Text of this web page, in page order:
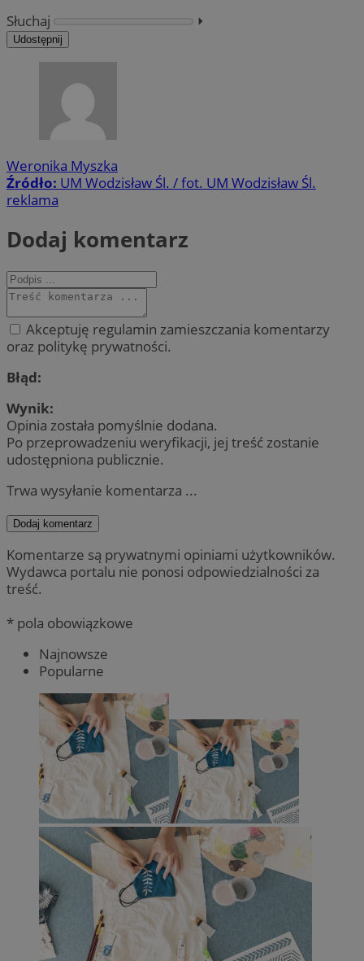
Słuchaj
⏵︎
Udostępnij
Weronika Myszka
Źródło: UM Wodzisław Śl. / fot. UM Wodzisław Śl.
reklama
Dodaj komentarz
Akceptuję regulamin zamieszczania komentarzy
oraz politykę prywatności.
Błąd:
Wynik:
Opinia została pomyślnie dodana.
Po przeprowadzeniu weryfikacji, jej treść zostanie
udostępniona publicznie.
Trwa wysyłanie komentarza ...
Dodaj komentarz
Komentarze są prywatnymi opiniami użytkowników.
Wydawca portalu nie ponosi odpowiedzialności za
treść.
* pola obowiązkowe
Najnowsze
Popularne